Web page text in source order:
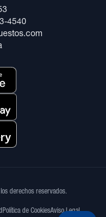
4540
derechos reservados.
Política de CookiesAviso Legal